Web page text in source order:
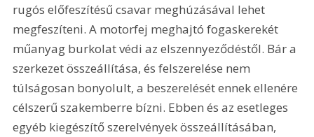
rugós előfeszítésű csavar meghúzásával lehet
megfeszíteni. A motorfej meghajtó fogaskerekét
műanyag burkolat védi az elszennyeződéstől. Bár a
szerkezet összeállítása, és felszerelése nem
túlságosan bonyolult, a beszerelését ennek ellenére
célszerű szakemberre bízni. Ebben és az esetleges
egyéb kiegészítő szerelvények összeállításában,